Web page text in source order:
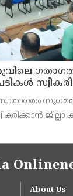
ജില്ലാ
About Us